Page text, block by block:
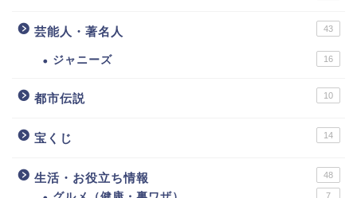
芸能人・著名人 43
ジャニーズ 16
都市伝説 10
宝くじ 14
生活・お役立ち情報 48
7